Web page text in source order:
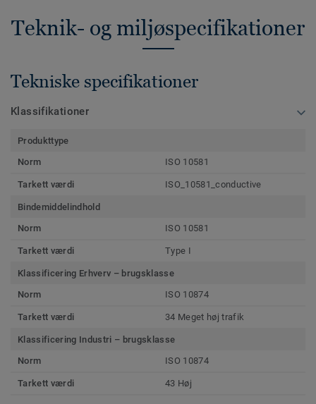
Teknik- og miljøspecifikationer
Tekniske specifikationer
Klassifikationer
Produkttype
Norm
ISO 10581
Tarkett værdi ISO_10581_conductive
Bindemiddelindhold
Norm
ISO 10581
Tarkett værdi Type I
Klassificering Erhverv – brugsklasse
Norm
ISO 10874
Tarkett værdi 34 Meget høj trafik
Klassificering Industri – brugsklasse
Norm
ISO 10874
Tarkett værdi 43 Høj